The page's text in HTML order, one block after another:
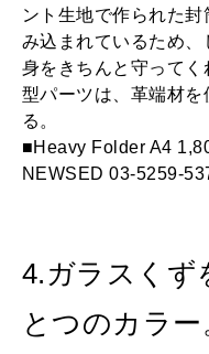
ント生地で作られた
み込まれているため
身をきちんと守って
型パーツは、革端材
る。
■Heavy Folder A4
NEWSED 03-5259-
4.ガラスくず
とつのカラ